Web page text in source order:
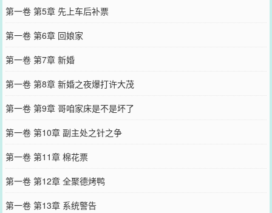
第一卷 第5章 先上车后补票
第一卷 第6章 回娘家
第一卷 第7章 新婚
第一卷 第8章 新婚之夜爆打许大茂
第一卷 第9章 哥咱家床是不是坏了
第一卷 第10章 副主处之针之争
第一卷 第11章 棉花票
第一卷 第12章 全聚德烤鸭
第一卷 第13章 系统警告